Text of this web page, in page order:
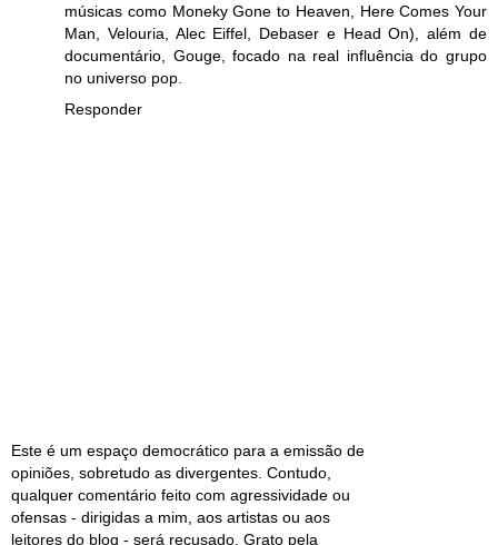
músicas como Moneky Gone to Heaven, Here Comes Your
Man, Velouria, Alec Eiffel, Debaser e Head On), além de
documentário, Gouge, focado na real influência do grupo
no universo pop.
Responder
Este é um espaço democrático para a emissão de
opiniões, sobretudo as divergentes. Contudo,
qualquer comentário feito com agressividade ou
ofensas - dirigidas a mim, aos artistas ou aos
leitores do blog - será recusado. Grato pela